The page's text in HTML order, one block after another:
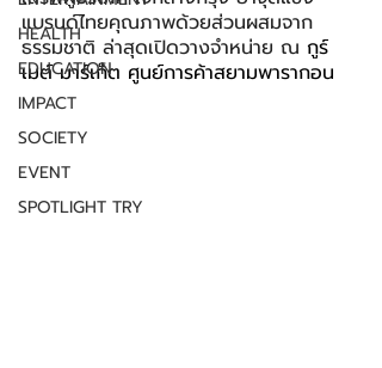
HEALTH
EDUCATION
IMPACT
SOCIETY
EVENT
SPOTLIGHT TRY
แบรนด์ไทยคุณภาพด้วยส่วนผสมจาก
ธรรมชาติ ล่าสุดเปิดวางจำหน่าย ณ กูร์
เมต์ มาร์เก็ต ศูนย์การค้าสยามพารากอน